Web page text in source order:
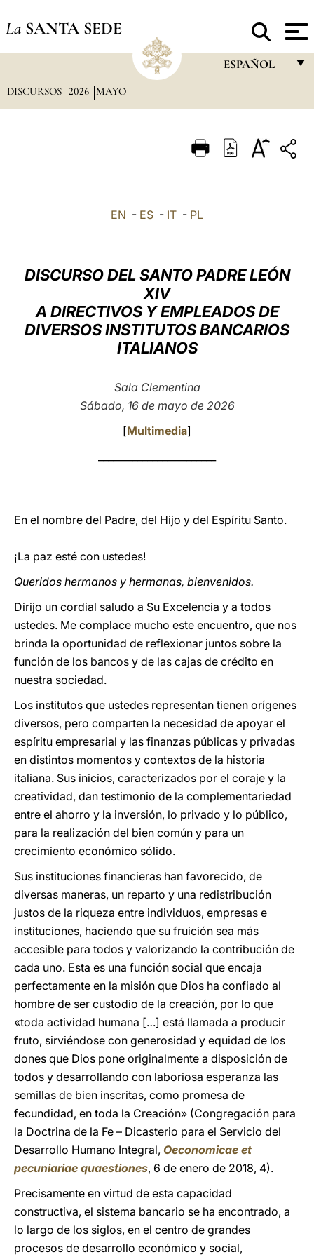
La SANTA SEDE
ESPAÑOL
ITALIANO
العربيّة
中文
LATINE
DISCURSOS 2026 MAYO
EN - ES - IT - PL
DISCURSO DEL SANTO PADRE LEÓN
XIV
A DIRECTIVOS Y EMPLEADOS DE
DIVERSOS INSTITUTOS BANCARIOS
ITALIANOS
Sala Clementina
Sábado, 16 de mayo de 2026
[Multimedia]
En el nombre del Padre, del Hijo y del Espíritu Santo.
¡La paz esté con ustedes!
Queridos hermanos y hermanas, bienvenidos.
Dirijo un cordial saludo a Su Excelencia y a todos
ustedes. Me complace mucho este encuentro, que nos
brinda la oportunidad de reflexionar juntos sobre la
función de los bancos y de las cajas de crédito en
nuestra sociedad.
Los institutos que ustedes representan tienen orígenes
diversos, pero comparten la necesidad de apoyar el
espíritu empresarial y las finanzas públicas y privadas
en distintos momentos y contextos de la historia
italiana. Sus inicios, caracterizados por el coraje y la
creatividad, dan testimonio de la complementariedad
entre el ahorro y la inversión, lo privado y lo público,
para la realización del bien común y para un
crecimiento económico sólido.
Sus instituciones financieras han favorecido, de
diversas maneras, un reparto y una redistribución
justos de la riqueza entre individuos, empresas e
instituciones, haciendo que su fruición sea más
accesible para todos y valorizando la contribución de
cada uno. Esta es una función social que encaja
perfectamente en la misión que Dios ha confiado al
hombre de ser custodio de la creación, por lo que
«toda actividad humana […] está llamada a producir
fruto, sirviéndose con generosidad y equidad de los
dones que Dios pone originalmente a disposición de
todos y desarrollando con laboriosa esperanza las
semillas de bien inscritas, como promesa de
fecundidad, en toda la Creación» (Congregación para
la Doctrina de la Fe – Dicasterio para el Servicio del
Desarrollo Humano Integral, Oeconomicae et
pecuniariae quaestiones, 6 de enero de 2018, 4).
Precisamente en virtud de esta capacidad
constructiva, el sistema bancario se ha encontrado, a
lo largo de los siglos, en el centro de grandes
procesos de desarrollo económico y social,